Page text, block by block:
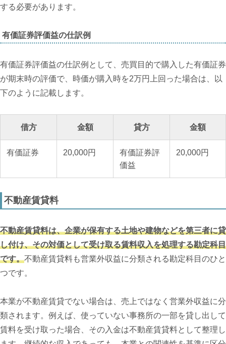
する必要があります。
有価証券評価益の仕訳例
有価証券評価益の仕訳例として、売買目的で購入した有価証券
が期末時の評価で、時価が購入時を2万円上回った場合は、以
下のように記載します。
借方 金額 貸方 金額
有価証券 20,000円
有価証券評
価益
20,000円
不動産賃貸料
不動産賃貸料は、企業が保有する土地や建物などを第三者に貸
し付け、その対価として受け取る賃料収入を処理する勘定科目
です。不動産賃貸料も営業外収益に分類される勘定科目のひと
つです。
本業が不動産賃貸でない場合は、売上ではなく営業外収益に分
類されます。例えば、使っていない事務所の一部を貸し出して
賃料を受け取った場合、その入金は不動産賃貸料として整理し